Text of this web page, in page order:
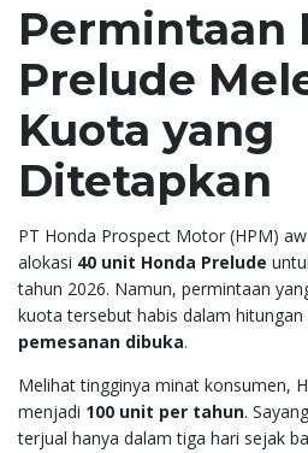
Permintaan
Prelude
Kuota yang
Ditetapkan
PT Honda Prospect Motor (HPM)
alokasi 40 unit Honda Prelude
tahun 2026. Namun, permintaan
kuota tersebut habis dalam hitungan
pemesanan dibuka.
Melihat tingginya minat konsumen,
menjadi 100 unit per tahun.
terjual hanya dalam tiga hari sejak